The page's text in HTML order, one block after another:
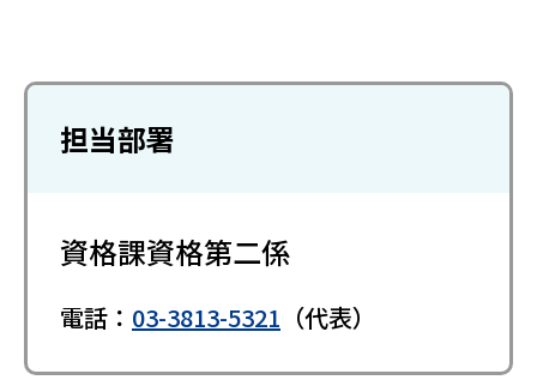
担当部署
資格課資格第二係
電話： 03-3813-5321 （代表）